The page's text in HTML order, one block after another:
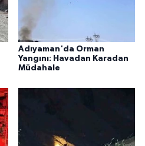
Adıyaman'da Orman
Yangını: Havadan Karadan
Müdahale